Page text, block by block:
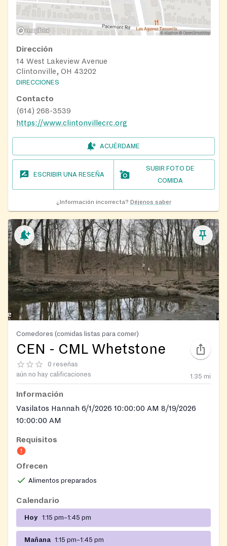
Dirección
14 West Lakeview Avenue
Clintonville, OH 43202
DIRECCIONES
Contacto
(614) 268-3539
https://www.clintonvillecrc.org
ACUÉRDAME
ESCRIBIR UNA RESEÑA
SUBIR FOTO DE
COMIDA
¿Información incorrecta? Déjenos saber
Comedores (comidas listas para comer)
CEN - CML Whetstone
0 reseñas
aún no hay calificaciones
1.35 mi
Información
Vasilatos Hannah 6/1/2026 10:00:00 AM 8/19/2026
10:00:00 AM
Requisitos
Ofrecen
Alimentos preparados
Calendario
Hoy 1:15 pm–1:45 pm
Mañana 1:15 pm–1:45 pm